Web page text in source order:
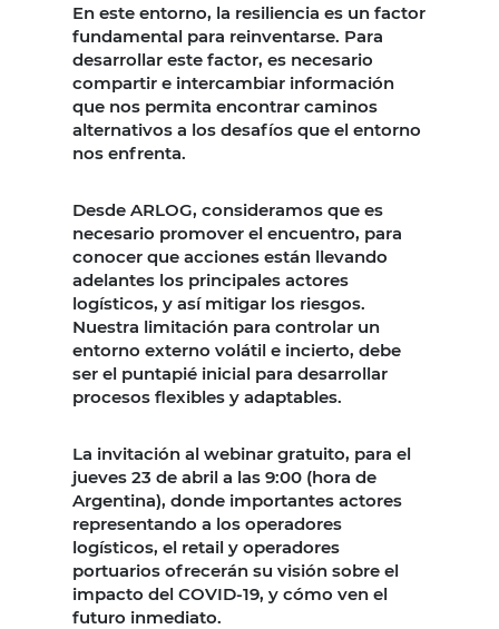
En este entorno, la resiliencia es un factor
fundamental para reinventarse. Para
desarrollar este factor, es necesario
compartir e intercambiar información
que nos permita encontrar caminos
alternativos a los desafíos que el entorno
nos enfrenta.
Desde ARLOG, consideramos que es
necesario promover el encuentro, para
conocer que acciones están llevando
adelantes los principales actores
logísticos, y así mitigar los riesgos.
Nuestra limitación para controlar un
entorno externo volátil e incierto, debe
ser el puntapié inicial para desarrollar
procesos flexibles y adaptables.
La invitación al webinar gratuito, para el
jueves 23 de abril a las 9:00 (hora de
Argentina), donde importantes actores
representando a los operadores
logísticos, el retail y operadores
portuarios ofrecerán su visión sobre el
impacto del COVID-19, y cómo ven el
futuro inmediato.